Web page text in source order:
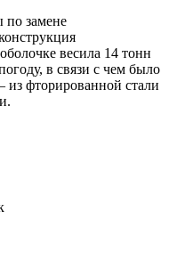
по замене
весила 14 тонн
в связи с чем было
из фторированной стали